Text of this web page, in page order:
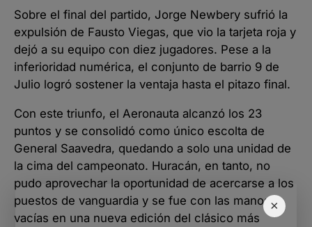
×
Sobre el final del partido, Jorge Newbery sufrió la
expulsión de Fausto Viegas, que vio la tarjeta roja y
dejó a su equipo con diez jugadores. Pese a la
inferioridad numérica, el conjunto de barrio 9 de
Julio logró sostener la ventaja hasta el pitazo final.
Con este triunfo, el Aeronauta alcanzó los 23
puntos y se consolidó como único escolta de
General Saavedra, quedando a solo una unidad de
la cima del campeonato. Huracán, en tanto, no
pudo aprovechar la oportunidad de acercarse a los
puestos de vanguardia y se fue con las manos
vacías en una nueva edición del clásico más